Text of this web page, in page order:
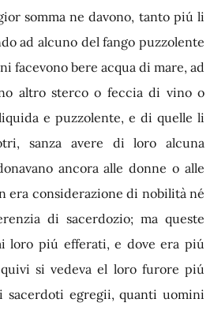
somma ne davono, tanto piú li
ad alcuno del fango puzzolente
facevono bere acqua di mare, ad
altro sterco o feccia di vino o
e puzzolente, e di quelle li
sanza avere di loro alcuna
ancora alle donne o alle
era considerazione di nobilità né
di sacerdozio; ma queste
loro piú efferati, e dove era piú
si vedeva el loro furore piú
sacerdoti egregii, quanti uomini